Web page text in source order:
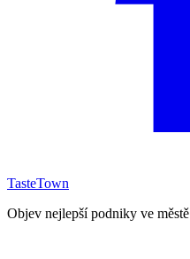
TasteTown
Objev nejlepší podniky ve městě